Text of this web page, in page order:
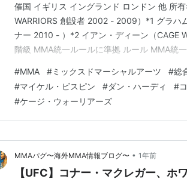
催国 イギリス イングランド ロンドン 他 所
WARRIORS 創設者 2002 - 2009）*1 グラハ
ナー 2010 - ）*2 イアン・ディーン（CAGE
階級 MMA統一ルールに準拠 ルール MMA統
#MMA #ミックスドマーシャルアーツ #総
#マイケル・ビスピン #ダン・ハーディ #
#ケージ・ウォーリアーズ
MMAパグ〜海外MMA情報ブログ〜 • 1年前
【UFC】コナー・マクレガー、ホ